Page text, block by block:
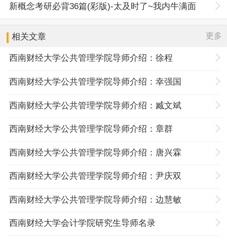
新概念考研必背36篇(彩版)-太及时了~我内牛满面
相关文章 更多
西南财经大学公共管理学院导师介绍：徐程
西南财经大学公共管理学院导师介绍：幸强国
西南财经大学公共管理学院导师介绍：臧文斌
西南财经大学公共管理学院导师介绍：章群
西南财经大学公共管理学院导师介绍：唐兴霖
西南财经大学公共管理学院导师介绍：尹庆双
西南财经大学公共管理学院导师介绍：边慧敏
西南财经大学会计学院研究生导师名录